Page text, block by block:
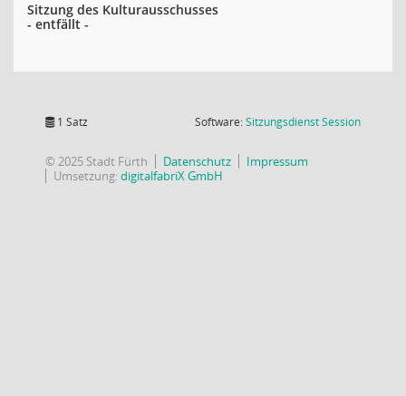
Sitzung des Kulturausschusses
- entfällt -
1 Satz Software:SitzungsdienstSession(Wird in
© 2025 Stadt Fürth Datenschutz
Impressum
Umsetzung:digitalfabriX GmbH